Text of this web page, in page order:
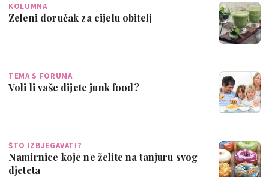
KOLUMNA
Zeleni doručak za cijelu obitelj
TEMA S FORUMA
Voli li vaše dijete junk food?
ŠTO IZBJEGAVATI?
Namirnice koje ne želite na tanjuru svog
djeteta